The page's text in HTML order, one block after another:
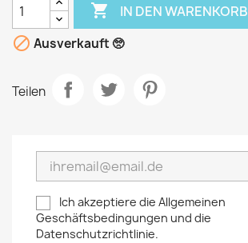
 IN DEN WARENKORB
 Ausverkauft 🥺
Teilen
Ich akzeptiere die Allgemeinen
Geschäftsbedingungen und die
Datenschutzrichtlinie.